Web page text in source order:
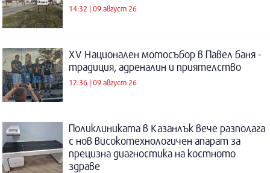
14:32 | 09 август 26
XV Национален мотосъбор в Павел баня -
традиция, адреналин и приятелство
12:36 | 09 август 26
Поликлиниката в Казанлък вече разполага
с нов високотехнологичен апарат за
прецизна диагностика на костното
здраве